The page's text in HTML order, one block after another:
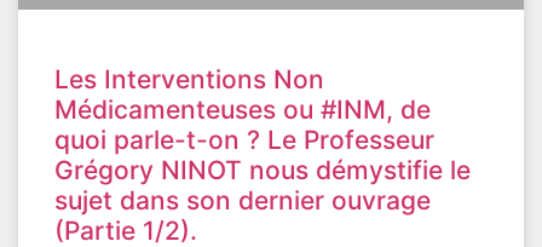
Les Interventions Non
Médicamenteuses ou #INM, de
quoi parle-t-on ? Le Professeur
Grégory NINOT nous démystifie le
sujet dans son dernier ouvrage
(Partie 1/2).